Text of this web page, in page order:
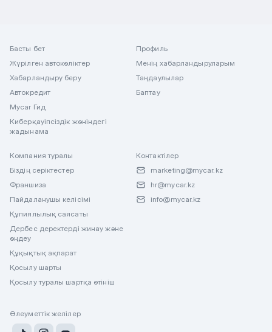
Басты бет
Жүрілген автокөліктер
Хабарландыру беру
Автокредит
Mycar Гид
Киберқауіпсіздік жөніндегі
жадынама
Профиль
Менің хабарландыруларым
Таңдаулылар
Баптау
Компания туралы
Біздің серіктестер
Франшиза
Пайдаланушы келісімі
Құпиялылық саясаты
Дербес деректерді жинау және
өңдеу
Құқықтық ақпарат
Қосылу шарты
Қосылу туралы шартқа өтініш
Контактілер
marketing@mycar.kz
hr@mycar.kz
info@mycar.kz
Әлеуметтік желілер